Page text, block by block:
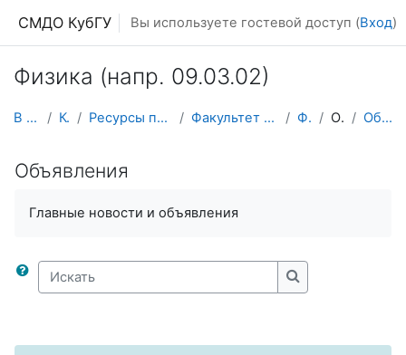
СМДО КубГУ Вы используете гостевой доступ (Вход)
Физика (напр. 09.03.02)
В начало Курсы Ресурсы подразделений КубГУ Факультет Физико-технический Физика Общее Объявления
Объявления
Главные новости и объявления
Искать
Искать